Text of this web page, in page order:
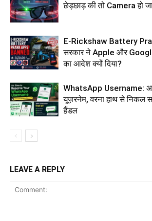
छेड़छाड़ की तो Camera हो
E-Rickshaw Battery
सरकार ने Apple और
का आदेश क्यों दिया?
WhatsApp Username:
यूज़रनेम, वरना हाथ से निकल
हैंडल
LEAVE A REPLY